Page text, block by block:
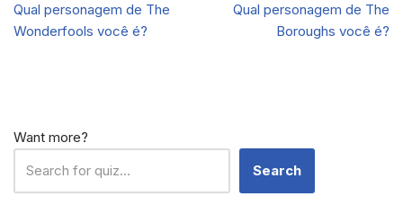
Qual personagem de The
Wonderfools você é?
Qual personagem de The
Boroughs você é?
Want more?
Search